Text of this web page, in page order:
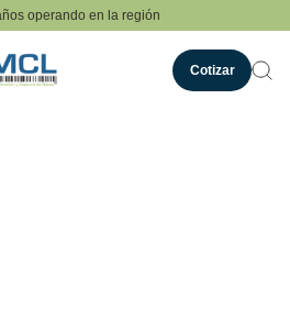
operando en la región
Cotizar